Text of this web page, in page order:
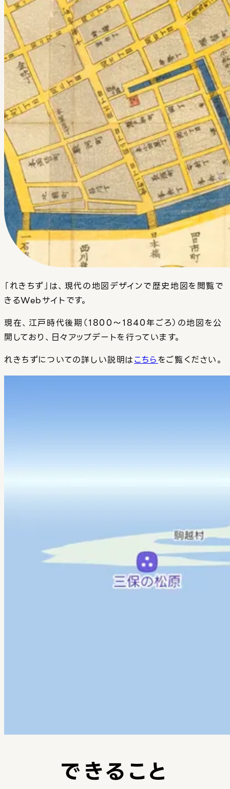
「れきちず」は、現代の地図デザインで歴史地図を閲覧で
きるWebサイトです。
現在、江戸時代後期（1800〜1840年ごろ）の地図を公
開しており、日々アップデートを行っています。
れきちずについての詳しい説明はこちらをご覧ください。
できること